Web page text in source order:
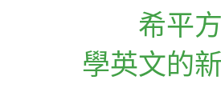
希平方
學英文的